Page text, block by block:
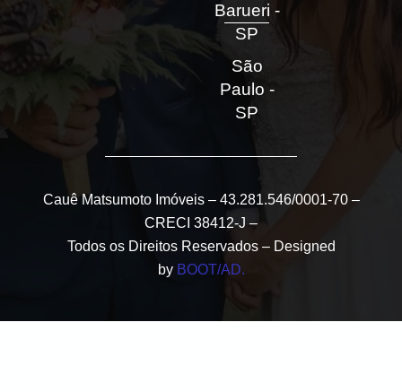
Barueri -
SP
São
Paulo -
SP
Cauê Matsumoto Imóveis – 43.281.546/0001-70 –
CRECI 38412-J –
Todos os Direitos Reservados – Designed
by BOOT/AD.